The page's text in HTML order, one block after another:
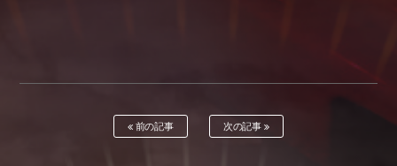
前の記事 次の記事